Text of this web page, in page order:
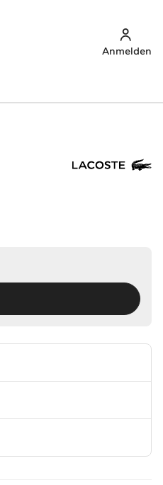
Anmelden